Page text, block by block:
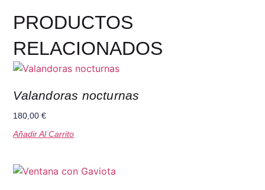
PRODUCTOS
RELACIONADOS
Valandoras nocturnas
180,00€
Añadir Al Carrito